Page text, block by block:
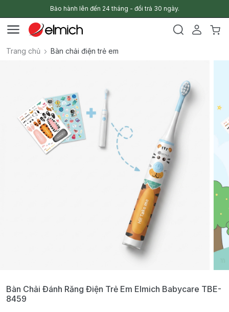
Bảo hành lên đến 24 tháng - đổi trả 30 ngày.
Trang chủ Bàn chải điện trẻ em
Bàn Chải Đánh Răng Điện Trẻ Em Elmich Babycare TBE-
8459